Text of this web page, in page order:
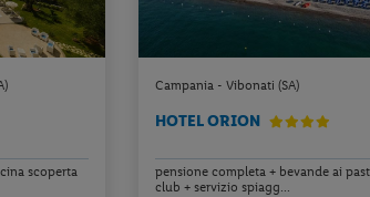
scoperta
Campania - Vibonati (SA)
HOTEL ORION
pensione completa + bevande ai
club + servizio spiagg...